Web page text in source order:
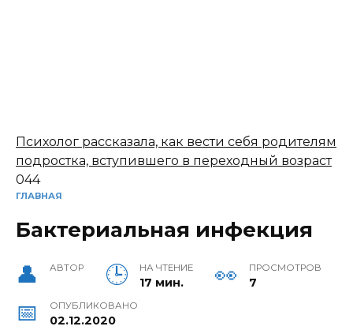
ГЛАВНАЯ
Бактериальная инфекция
АВТОР НА ЧТЕНИЕ
17 мин.
ПРОСМОТРОВ
7
ОПУБЛИКОВАНО
02.12.2020
Психолог рассказала, как вести себя родителям
подростка, вступившего в переходный возраст
044